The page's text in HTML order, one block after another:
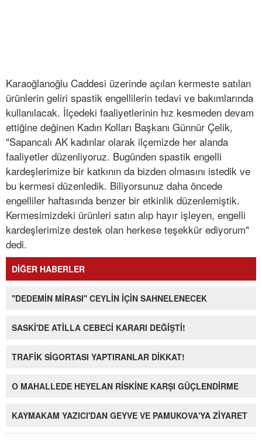
Karaoğlanoğlu Caddesi üzerinde açılan kermeste satılan
ürünlerin geliri spastik engellilerin tedavi ve bakımlarında
kullanılacak. İlçedeki faaliyetlerinin hız kesmeden devam
ettiğine değinen Kadın Kolları Başkanı Günnür Çelik,
"Sapancalı AK kadınlar olarak ilçemizde her alanda
faaliyetler düzenliyoruz. Bugünden spastik engelli
kardeşlerimize bir katkının da bizden olmasını istedik ve
bu kermesi düzenledik. Biliyorsunuz daha öncede
engelliler haftasında benzer bir etkinlik düzenlemiştik.
Kermesimizdeki ürünleri satın alıp hayır işleyen, engelli
kardeşlerimize destek olan herkese teşekkür ediyorum"
dedi.
DİĞER HABERLER
''DEDEMİN MİRASI'' CEYLİN İÇİN SAHNELENECEK
SASKİ'DE ATİLLA CEBECİ KARARI DEĞİŞTİ!
TRAFİK SİGORTASI YAPTIRANLAR DİKKAT!
O MAHALLEDE HEYELAN RİSKİNE KARŞI GÜÇLENDİRME
KAYMAKAM YAZICI'DAN GEYVE VE PAMUKOVA'YA ZİYARET